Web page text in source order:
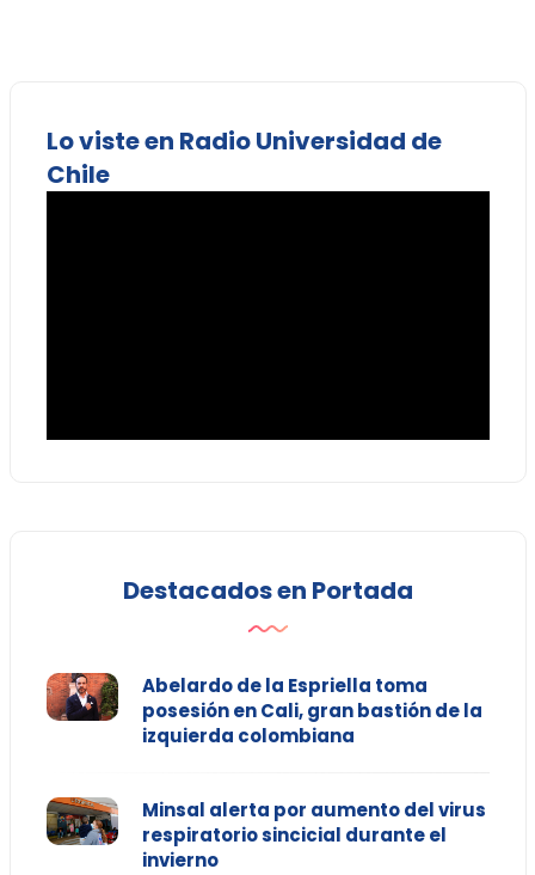
Lo viste en Radio Universidad de
Chile
Destacados en Portada
Abelardo de la Espriella toma
posesión en Cali, gran bastión de la
izquierda colombiana
Minsal alerta por aumento del virus
respiratorio sincicial durante el
invierno